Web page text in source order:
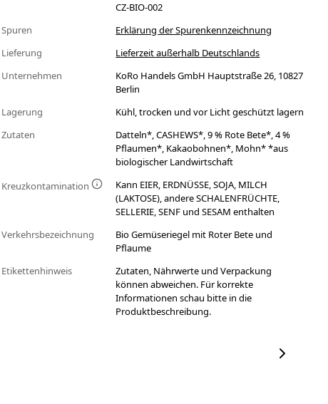
CZ-BIO-002
Spuren
Erklärung der Spurenkennzeichnung
Lieferung
Lieferzeit außerhalb Deutschlands
Unternehmen
KoRo Handels GmbH Hauptstraße 26, 10827
Berlin
Lagerung
Kühl, trocken und vor Licht geschützt lagern
Zutaten
Datteln*, CASHEWS*, 9 % Rote Bete*, 4 %
Pflaumen*, Kakaobohnen*, Mohn* *aus
biologischer Landwirtschaft
Kreuzkontamination
Kann EIER, ERDNÜSSE, SOJA, MILCH
(LAKTOSE), andere SCHALENFRÜCHTE,
SELLERIE, SENF und SESAM enthalten
Verkehrsbezeichnung
Bio Gemüseriegel mit Roter Bete und
Pflaume
Etikettenhinweis
Zutaten, Nährwerte und Verpackung
können abweichen. Für korrekte
Informationen schau bitte in die
Produktbeschreibung.